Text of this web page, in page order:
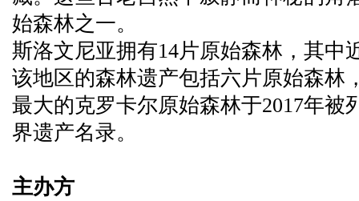
始森林之一。
斯洛文尼亚拥有14片原始森林，其中
该地区的森林遗产包括六片原始森林
最大的克罗卡尔原始森林于2017年被
界遗产名录。
主办方